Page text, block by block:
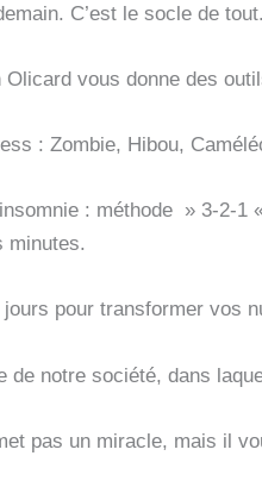
C’est le socle de tout.
vous donne des
: Zombie, Hibou,
: méthode » 3-2-
minutes.
pour transformer vos
de notre société, dans
pas un miracle, mais il